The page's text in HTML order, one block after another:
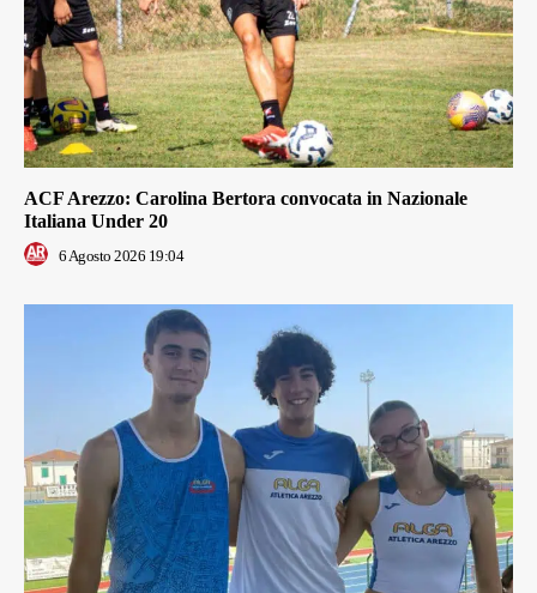
ACF Arezzo: Carolina Bertora convocata in Nazionale
Italiana Under 20
6 Agosto 2026 19:04